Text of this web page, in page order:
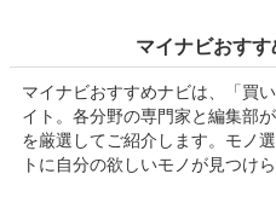
マイナビおす
マイナビおすすめナビは、「買
イト。各分野の専門家と編集部
を厳選してご紹介します。モノ
トに自分の欲しいモノが見つけら